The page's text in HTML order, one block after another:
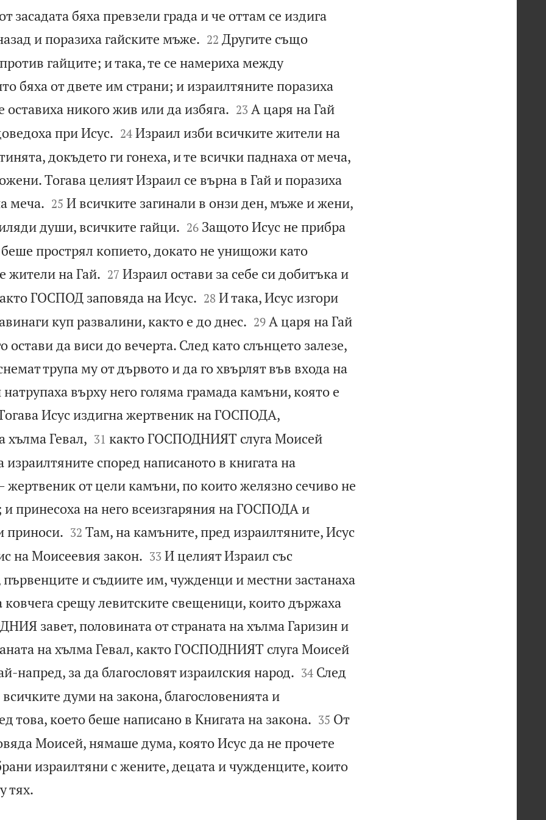
засадата бяха превзели града и че оттам се издига
и поразиха гайските мъже.
22 Другите също
гайците; и така, те се намериха между
бяха от двете им страни; и израилтяните поразиха
оставиха никого жив или да избяга.
23 А царя на Гай
при Исус.
24 Израил изби всичките жители на
докъдето ги гонеха, и те всички паднаха от меча,
Тогава целият Израил се върна в Гай и поразиха
меча.
25 И всичките загинали в онзи ден, мъже и жени,
души, всичките гайци.
26 Защото Исус не прибра
беше прострял копието, докато не унищожи като
жители на Гай.
27 Израил остави за себе си добитъка и
ГОСПОД заповяда на Исус.
28 И така, Исус изгори
куп развалини, както е до днес.
29 А царя на Гай
остави да виси до вечерта. След като слънцето залезе,
трупа му от дървото и да го хвърлят във входа на
натрупаха върху него голяма грамада камъни, която е
Исус издигна жертвеник на ГОСПОДА,
хълма Гевал,
31 както ГОСПОДНИЯТ слуга Моисей
според написаното в книгата на
жертвеник от цели камъни, по които желязно сечиво не
принесоха на него всеизгаряния на ГОСПОДА и
приноси.
32 Там, на камъните, пред израилтяните, Исус
на Моисеевия закон.
33 И целият Израил със
и съдиите им, чужденци и местни застанаха
ковчега срещу левитските свещеници, които държаха
завет, половината от страната на хълма Гаризин и
на хълма Гевал, както ГОСПОДНИЯТ слуга Моисей
напред, за да благословят израилския народ.
34 След
думи на закона, благословенията и
това, което беше написано в Книгата на закона.
35 От
Моисей, нямаше дума, която Исус да не прочете
израилтяни с жените, децата и чужденците, които
тях.